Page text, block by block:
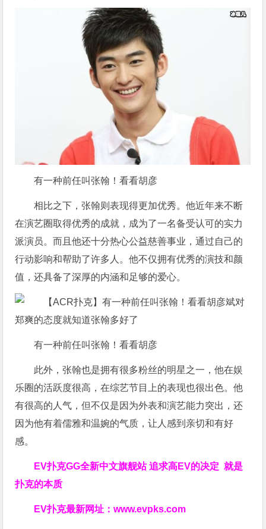
有一种前任叫张翰！看看胡彦
相比之下，张翰则表现得更加优秀。他近年来不断
在演艺圈取得优秀的成就，成为了一名备受认可的实力
派演员。而且他还十分热心公益慈善事业，通过自己的
行动影响和帮助了许多人。他不仅拥有优秀的演技和颜
值，还具备了深厚的内涵和足够的爱心。
有一种前任叫张翰！看看胡彦
此外，张翰也是拥有很多粉丝的明星之一，他在娱
乐圈的活跃度很高，在综艺节目上的表现也很出色。他
有很高的人气，但不仅是因为外表和演艺能力突出，还
因为他有着儒雅和温婉的气质，让人感到亲切和有好
感。
EV扑克GG全新中文旗舰站追求高EV的决定就是
扑克的本质
EV扑克最新网址：www.evpks.com